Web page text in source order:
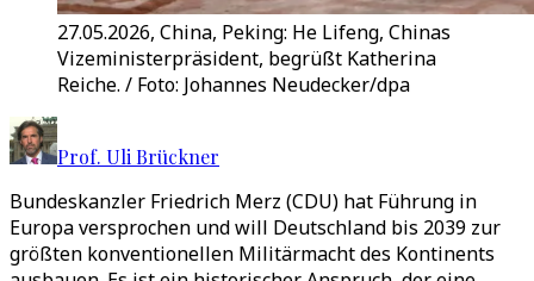
27.05.2026, China, Peking: He Lifeng, Chinas
Vizeministerpräsident, begrüßt Katherina
Reiche. / Foto: Johannes Neudecker/dpa
Prof. Uli Brückner
Bundeskanzler Friedrich Merz (CDU) hat Führung in
Europa versprochen und will Deutschland bis 2039 zur
größten konventionellen Militärmacht des Kontinents